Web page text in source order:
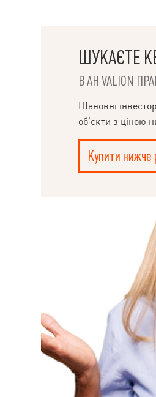
ШУКАЄТЕ
В АН VALION
Шановні
об’єкти з ціною
Купити нижче